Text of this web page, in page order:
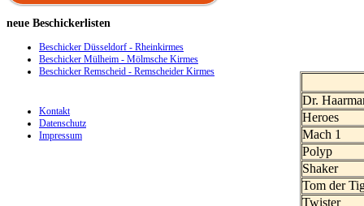
Dr.
Heroes
Mach 1
Polyp
Shaker
Tom der
Twister
neue Beschickerlisten
Beschicker Düsseldorf - Rheinkirmes
Beschicker Mülheim - Mölmsche Kirmes
Beschicker Remscheid - Remscheider Kirmes
Kontakt
Datenschutz
Impressum